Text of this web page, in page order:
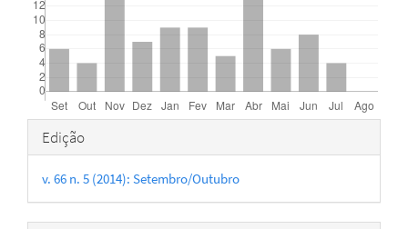
Detalhes
do
artigo
Edição
v. 66 n. 5 (2014): Setembro/Outubro